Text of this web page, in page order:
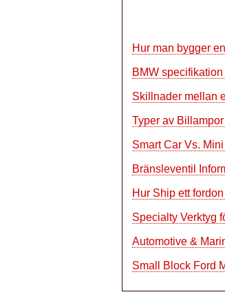
Hur man bygger
BMW specifikation
Skillnader mellan
Typer av Billampor
Smart Car Vs. Mini
Bränsleventil
Hur Ship ett
Specialty Verktyg
Automotive &
Small Block Ford